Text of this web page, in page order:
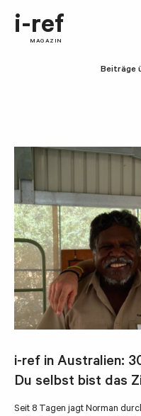
i-ref
MAGAZIN
Beiträge
i-ref in Australien:
Du selbst bist das
Seit 8 Tagen jagt Norman